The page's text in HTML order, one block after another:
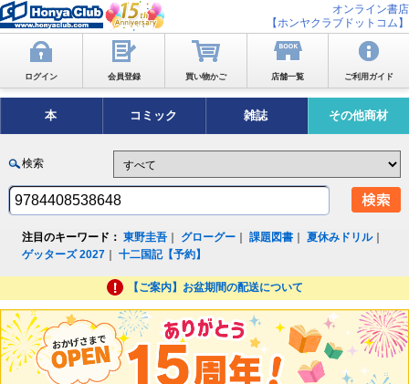
オンライン書店
【ホンヤクラブドットコム】
ログイン 会員登録 買い物かご 店舗一覧 ご利用ガイド
本 コミック 雑誌 その他商材
検索
注目のキーワード： 東野圭吾 グローグー ｜課題図書 ｜夏休みドリル｜
ゲッターズ 2027 ｜十二国記【予約】
【ご案内】お盆期間の配送について